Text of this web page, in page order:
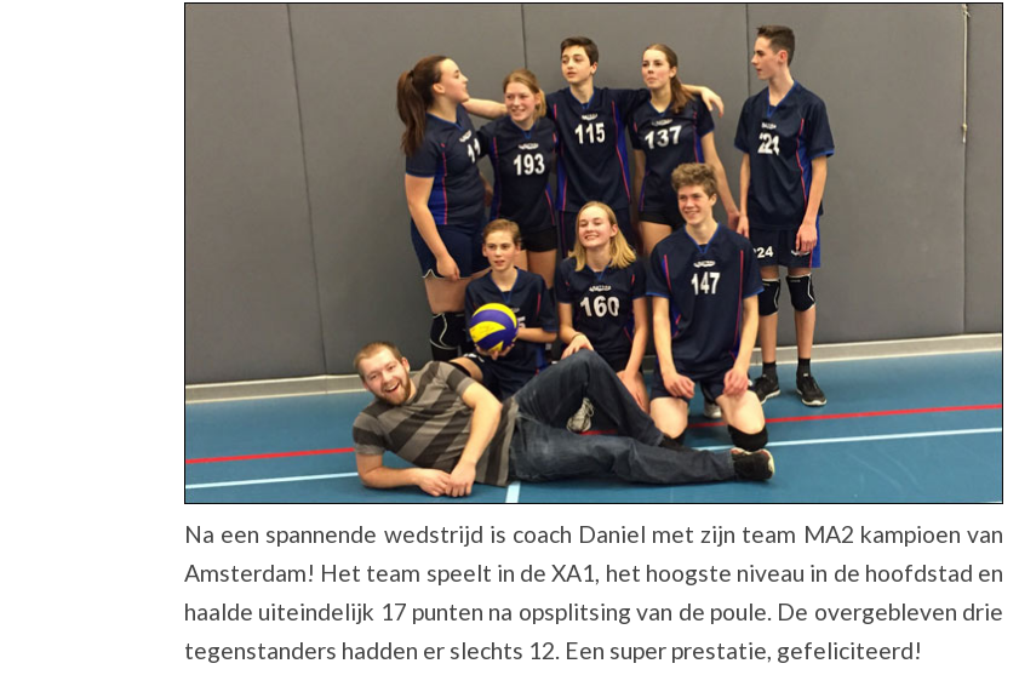
Na een spannende wedstrijd is coach Daniel met zijn team MA2 kampioen van
Amsterdam! Het team speelt in de XA1, het hoogste niveau in de hoofdstad en
haalde uiteindelijk 17 punten na opsplitsing van de poule. De overgebleven drie
tegenstanders hadden er slechts 12. Een super prestatie, gefeliciteerd!